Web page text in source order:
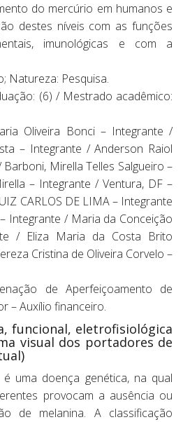
do mercúrio em humanos e
destes níveis com as funções
imunológicas e com a
Natureza: Pesquisa.
(6) / Mestrado acadêmico:
Oliveira Bonci – Integrante /
– Integrante / Anderson Raiol
Mirella Telles Salgueiro –
– Integrante / Ventura, DF –
CARLOS DE LIMA – Integrante
Integrante / Maria da Conceição
/ Eliza Maria da Costa Brito
Cristina de Oliveira Corvelo –
de Aperfeiçoamento de
– Auxílio financeiro.
funcional, eletrofisiológica
visual dos portadores de
uma doença genética, na qual
provocam a ausência ou
de melanina. A classificação